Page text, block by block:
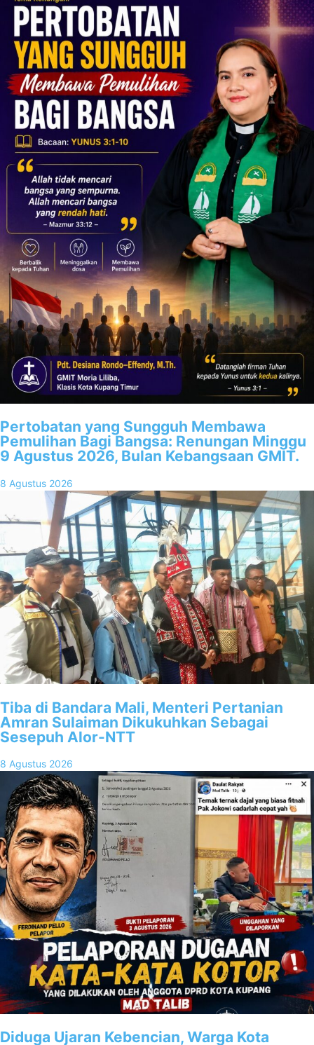
Pertobatan yang Sungguh Membawa
Pemulihan Bagi Bangsa: Renungan Minggu
9 Agustus 2026, Bulan Kebangsaan GMIT.
8 Agustus 2026
Tiba di Bandara Mali, Menteri Pertanian
Amran Sulaiman Dikukuhkan Sebagai
Sesepuh Alor-NTT
8 Agustus 2026
Diduga Ujaran Kebencian, Warga Kota